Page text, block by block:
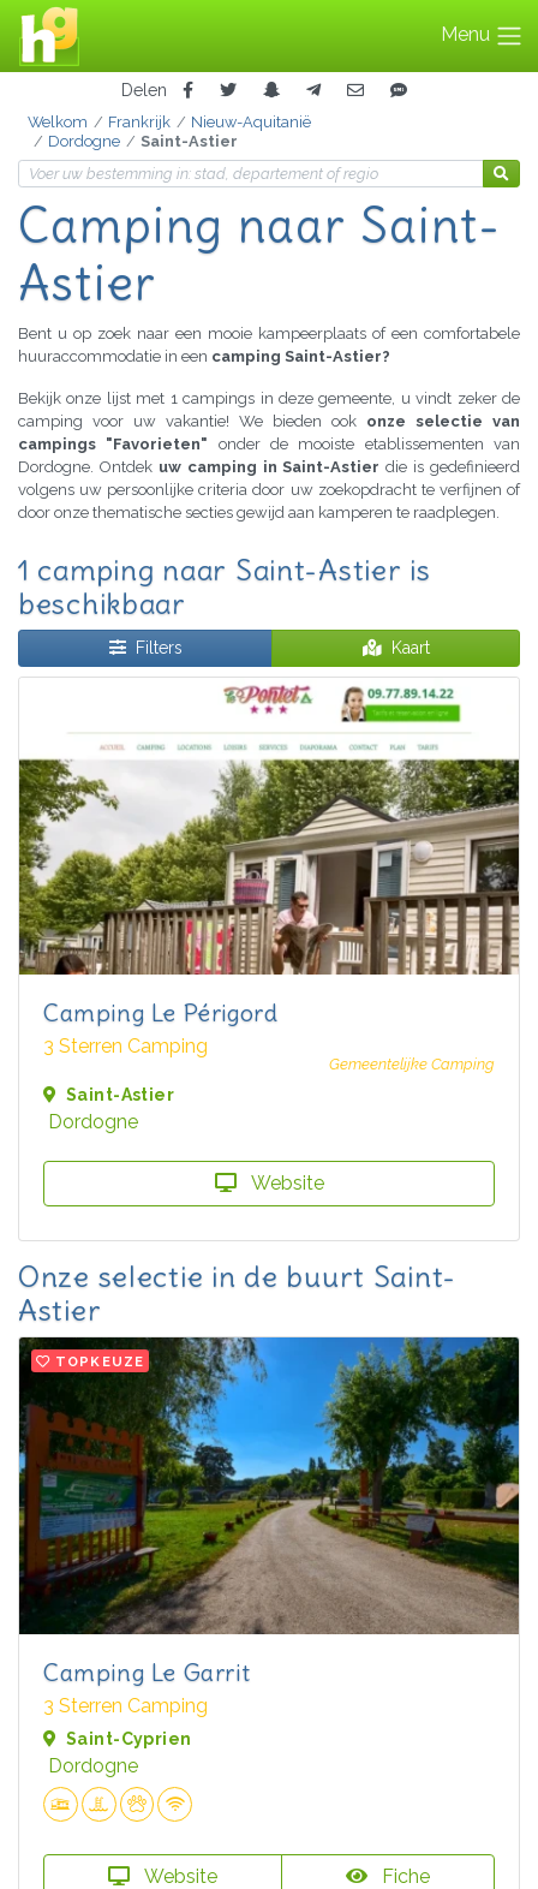
Menu
Delen
Welkom Frankrijk
Nieuw-Aquitanië
Dordogne
Saint-Astier
Camping naar Saint-
Astier
Bent u op zoek naar een mooie kampeerplaats of een comfortabele
huuraccommodatie in een camping Saint-Astier?
Bekijk onze lijst met 1 campings in deze gemeente, u vindt zeker de
camping voor uw vakantie! We bieden ook onze selectie van
campings "Favorieten" onder de mooiste etablissementen van
Dordogne. Ontdek uw camping in Saint-Astier die is gedefinieerd
volgens uw persoonlijke criteria door uw zoekopdracht te verfijnen of
door onze thematische secties gewijd aan kamperen te raadplegen.
1 camping naar Saint-Astier is
beschikbaar
Filters Kaart
Camping Le Périgord
3 Sterren Camping
Gemeentelijke Camping
Saint-Astier
Dordogne
Website
Onze selectie in de buurt Saint-
Astier
TOPKEUZE
Camping Le Garrit
3 Sterren Camping
Saint-Cyprien
Dordogne
Website Fiche